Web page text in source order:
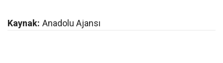
Kaynak: Anadolu Ajansı